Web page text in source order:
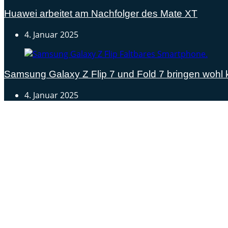
Huawei arbeitet am Nachfolger des Mate XT
4. Januar 2025
Samsung Galaxy Z Flip 7 und Fold 7 bringen wohl
4. Januar 2025